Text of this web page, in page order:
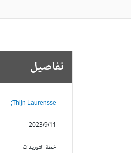
تفاصيل
Thijn Laurensse;
2023/9/11
خطة التوريدات